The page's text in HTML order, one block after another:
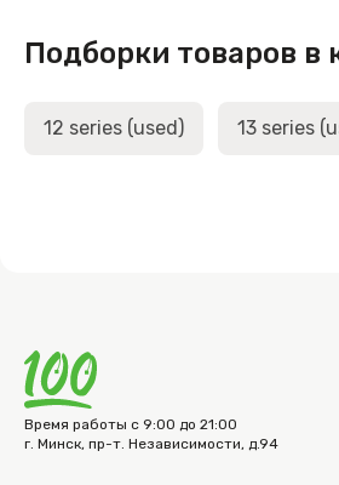
Подборки товаров в
12 series (used) 13 series
Время работы с 9:00 до 21:00
г. Минск, пр-т. Независимости, д.94